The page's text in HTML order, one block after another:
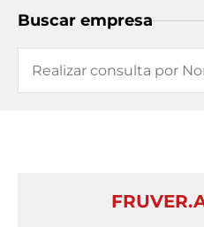
Buscar empresa